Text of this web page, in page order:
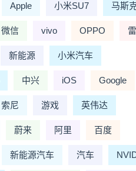
Apple 小米SU7 马斯
微信 vivo OPPO
新能源 小米汽车
中兴 iOS Google
索尼 游戏 英伟达
蔚来 阿里 百度
新能源汽车 汽车